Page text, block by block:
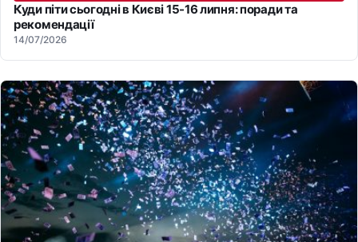
Куди піти сьогодні в Києві 15-16 липня: поради та
рекомендації
14/07/2026